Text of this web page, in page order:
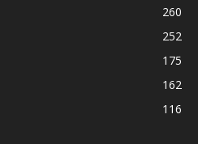
260
252
175
162
116